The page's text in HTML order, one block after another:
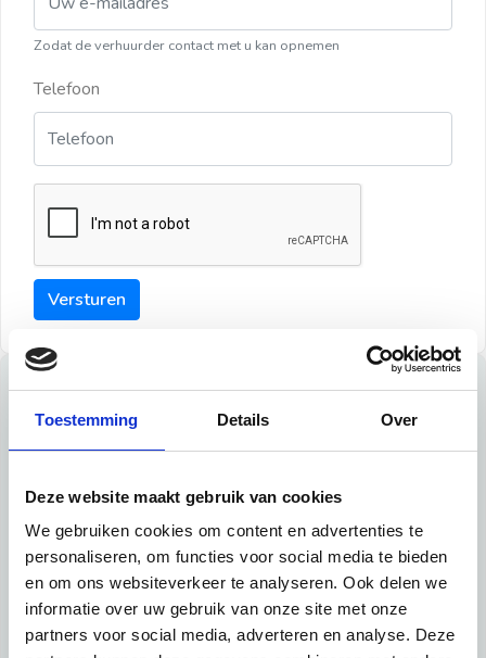
Toestemming Details Over
Deze website maakt gebruik van cookies
We gebruiken cookies om content en advertenties te
personaliseren, om functies voor social media te bieden
en om ons websiteverkeer te analyseren. Ook delen we
informatie over uw gebruik van onze site met onze
partners voor social media, adverteren en analyse. Deze
Zodat de verhuurder contact met u kan opnemen
Telefoon
Versturen
Tips
Tip 1:
Schrijf een duidelijke introductie en geef de volgende
informatie mee:
Ben je student, werkachtig of werkzoekend